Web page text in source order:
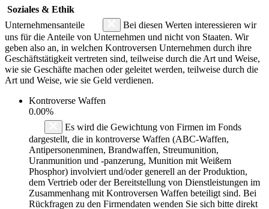
Soziales & Ethik
Unternehmensanteile
Bei diesen Werten interessieren wir
uns für die Anteile von Unternehmen und nicht von Staaten. Wir
geben also an, in welchen Kontroversen Unternehmen durch ihre
Geschäftstätigkeit vertreten sind, teilweise durch die Art und Weise,
wie sie Geschäfte machen oder geleitet werden, teilweise durch die
Art und Weise, wie sie Geld verdienen.
Kontroverse Waffen
0.00%
Es wird die Gewichtung von Firmen im Fonds
dargestellt, die in kontroverse Waffen (ABC-Waffen,
Antipersonenminen, Brandwaffen, Streumunition,
Uranmunition und -panzerung, Munition mit Weißem
Phosphor) involviert und/oder generell an der Produktion,
dem Vertrieb oder der Bereitstellung von Dienstleistungen im
Zusammenhang mit Kontroversen Waffen beteiligt sind. Bei
Rückfragen zu den Firmendaten wenden Sie sich bitte direkt